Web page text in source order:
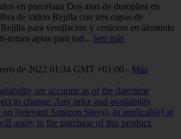
en porcelana Dos asas de duroplast en
de vidrio Rejilla con tres capas de
para ventilación y cenicero en aluminio
rotura aptas para tod... leer más
de 2022 01:34 GMT +01:00 - Más
are accurate as of the date/time
to change. Any price and availability
[relevant Amazon Site(s), as applicable] at
apply to the purchase of this product.